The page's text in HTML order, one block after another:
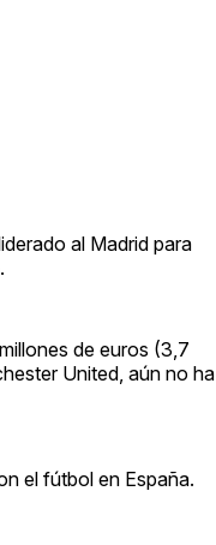
al Madrid para
de euros (3,7
United, aún no ha
el fútbol en España.